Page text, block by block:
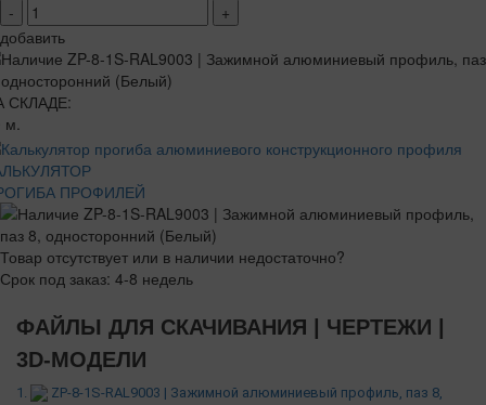
-
+
добавить
СКЛАДЕ:
м.
ПРОФИЛЕЙ
Товар отсутствует или в наличии недостаточно?
Срок под заказ: 4-8 недель
ФАЙЛЫ ДЛЯ СКАЧИВАНИЯ | ЧЕРТЕЖИ |
3D-МОДЕЛИ
1.
ZP-8-1S-RAL9003 | Зажимной алюминиевый профиль, паз 8,